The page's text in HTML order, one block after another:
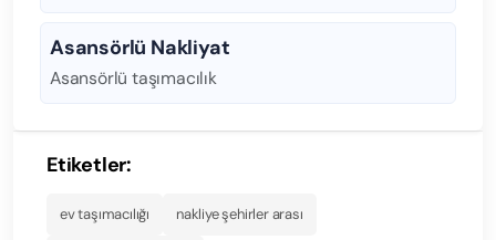
Asansörlü Nakliyat
Asansörlü taşımacılık
Etiketler:
ev taşımacılığı nakliye şehirler arası